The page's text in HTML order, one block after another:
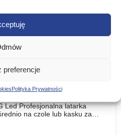
preferencje
Polityka Prywatności
Led Profesjonalna latarka
na czole lub kasku za